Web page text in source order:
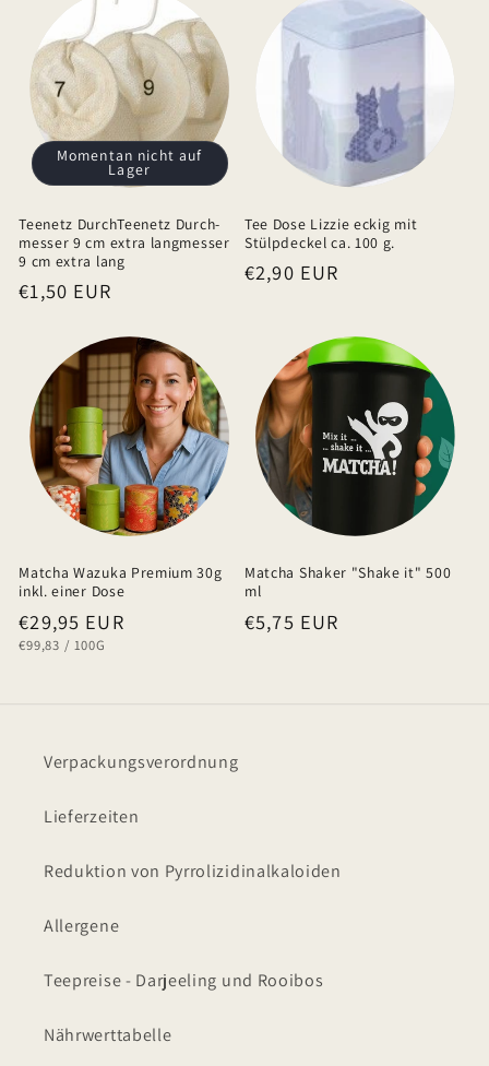
a
l
t
Momentan nicht auf
Lager
Teenetz DurchTeenetz Durch-
messer 9 cm extra langmesser
9 cm extra lang
Normaler
€1,50 EUR
Tee Dose Lizzie eckig mit
Stülpdeckel ca. 100 g.
Normaler
€2,90 EUR
Matcha Wazuka Premium 30g
inkl. einer Dose
Normaler
Preis
€29,95 EUR
GRUNDPREIS
€99,83 / PRO
100G
Matcha Shaker "Shake it" 500
ml
Normaler
€5,75 EUR
Verpackungsverordnung
Lieferzeiten
Reduktion von Pyrrolizidinalkaloiden
Allergene
Teepreise - Darjeeling und Rooibos
Nährwerttabelle